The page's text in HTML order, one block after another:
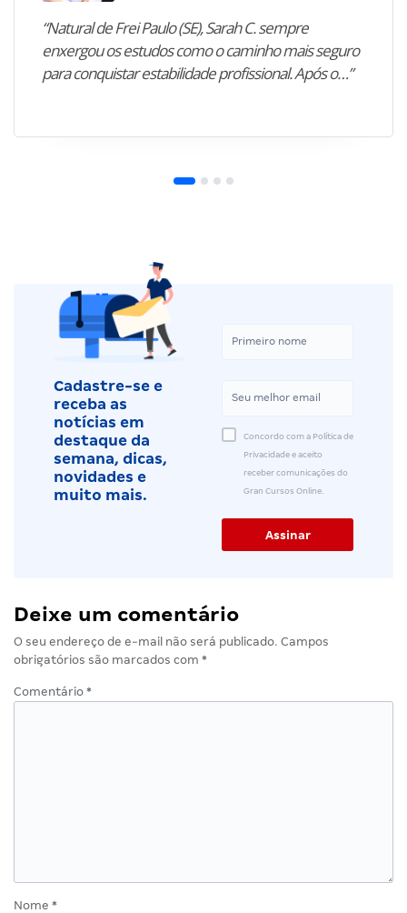
“Natural de Frei Paulo (SE), Sarah C. sempre
enxergou os estudos como o caminho mais seguro
para conquistar estabilidade profissional. Após o…”
Cadastre-se e
receba as
notícias em
destaque da
semana, dicas,
novidades e
muito mais.
Concordo com a Política de
Privacidade e aceito
receber comunicações do
Gran Cursos Online.
Deixe um comentário
O seu endereço de e-mail não será publicado. Campos
obrigatórios são marcados com *
Comentário *
Nome *